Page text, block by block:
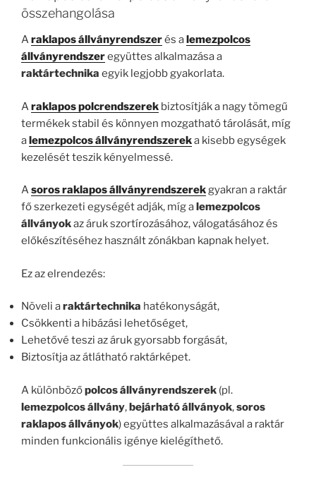
összehangolása
Araklapos állványrendszerés a lemezpolcos
állványrendszeregyüttes alkalmazása a
raktártechnika egyik legjobb gyakorlata.
Araklapos polcrendszerek biztosítják a nagy tömegű
termékek stabil és könnyen mozgatható tárolását, míg
alemezpolcos állványrendszereka kisebb egységek
kezelését teszik kényelmessé.
Asoros raklapos állványrendszerekgyakran a raktár
fő szerkezeti egységét adják, míg a lemezpolcos
állványokaz áruk szortírozásához, válogatásához és
előkészítéséhez használt zónákban kapnak helyet.
Ez az elrendezés:
Növeli araktártechnika hatékonyságát,
Csökkenti a hibázási lehetőséget,
Lehetővé teszi az áruk gyorsabb forgását,
Biztosítja az átlátható raktárképet.
A különbözőpolcos állványrendszerek (pl.
lemezpolcos állvány,bejárható állványok,soros
raklapos állványok) együttes alkalmazásával a raktár
minden funkcionális igénye kielégíthető.